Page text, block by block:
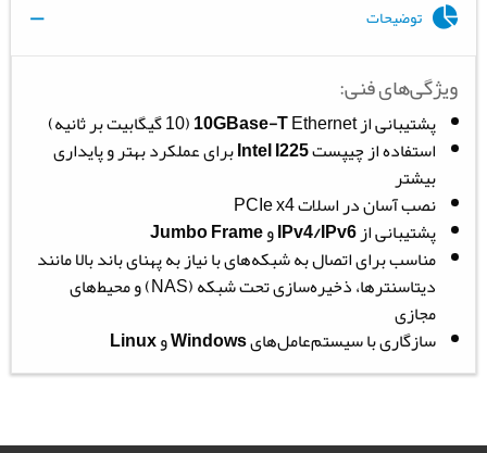
توضیحات
ویژگی‌های فنی:
پشتیبانی از 10GBase-TEthernet (10 گیگابیت بر ثانیه)
استفاده از چیپستIntel I225برای عملکرد بهتر و پایداری
بیشتر
نصب آسان در اسلات PCIe x4
پشتیبانی ازIPv4/IPv6وJumbo Frame
مناسب برای اتصال به شبکه‌های با نیاز به پهنای باند بالا مانند
دیتاسنترها، ذخیره‌سازی تحت شبکه (NAS) و محیط‌های
مجازی
سازگاری با سیستم‌عامل‌هایWindowsوLinux